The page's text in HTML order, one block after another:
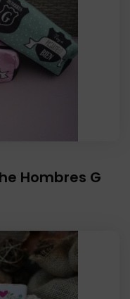
Hombres G
actual
es: